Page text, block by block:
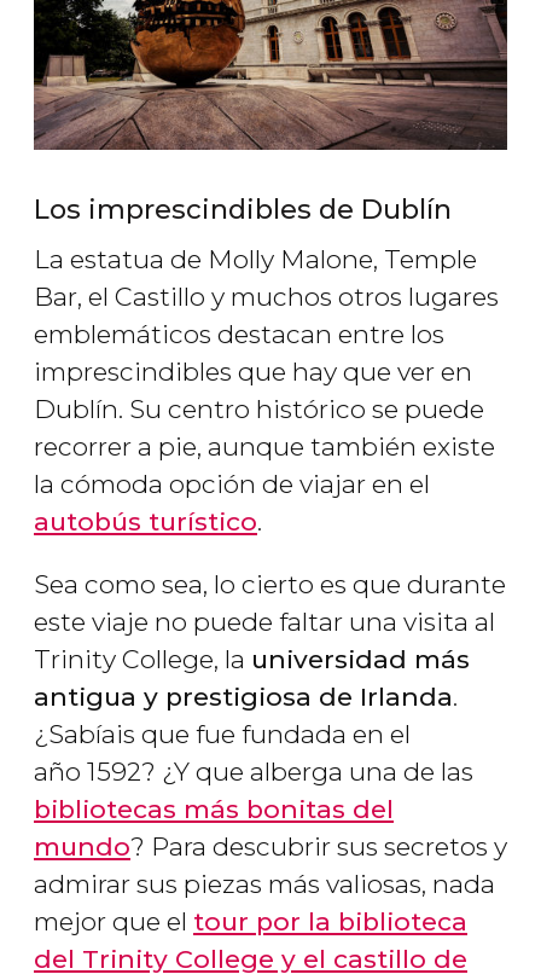
Los imprescindibles de Dublín
La estatua de Molly Malone, Temple
Bar, el Castillo y muchos otros lugares
emblemáticos destacan entre los
imprescindibles que hay que ver en
Dublín. Su centro histórico se puede
recorrer a pie, aunque también existe
la cómoda opción de viajar en el
autobús turístico.
Sea como sea, lo cierto es que durante
este viaje no puede faltar una visita al
Trinity College, la universidad más
antigua y prestigiosa de Irlanda.
¿Sabíais que fue fundada en el
año 1592? ¿Y que alberga una de las
bibliotecas más bonitas del
mundo? Para descubrir sus secretos y
admirar sus piezas más valiosas, nada
mejor que el tour por la biblioteca
del Trinity College y el castillo de